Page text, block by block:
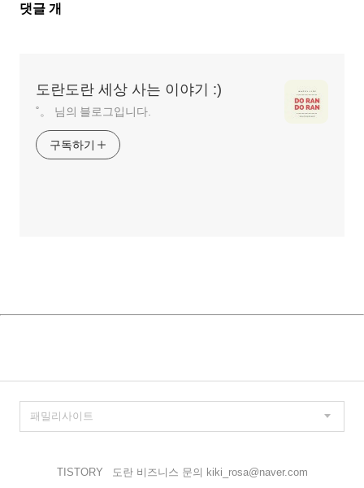
댓
댓글 개
도란도란 세상 사는 이야기 :)
˚。 님의 블로그입니다.
구독하기
TISTORY 도란 비즈니스 문의 kiki_rosa@naver.com